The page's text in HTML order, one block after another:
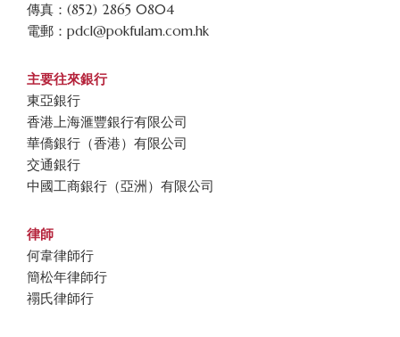
傳真：(852) 2865 0804
電郵：pdcl@pokfulam.com.hk
主要往來銀行
東亞銀行
香港上海滙豐銀行有限公司
華僑銀行（香港）有限公司
交通銀行
中國工商銀行（亞洲）有限公司
律師
何韋律師行
簡松年律師行
禤氏律師行